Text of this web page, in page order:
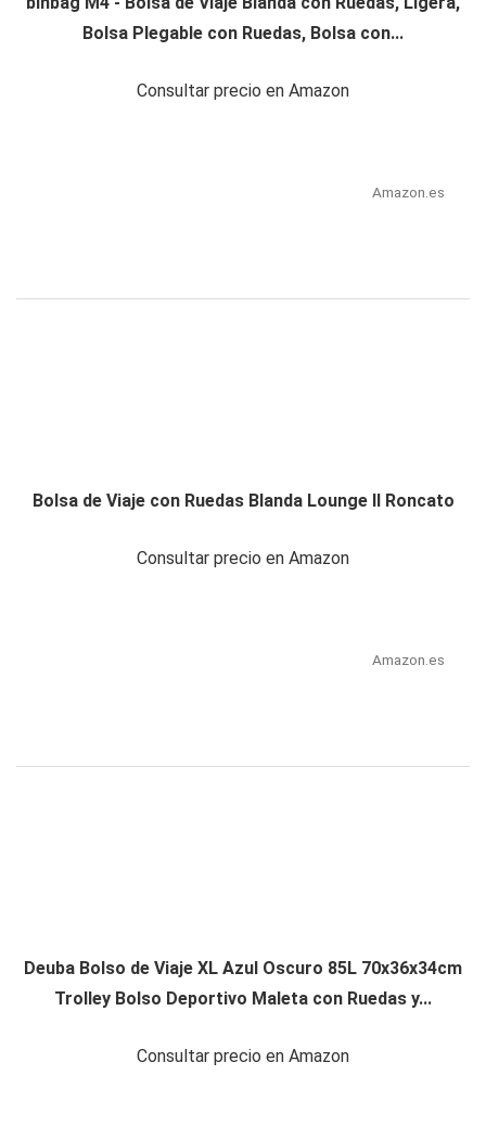
Bolsa Plegable con Ruedas, Bolsa con...
Consultar precio en Amazon
Amazon.es
Bolsa de Viaje con Ruedas Blanda Lounge II Roncato
Consultar precio en Amazon
Amazon.es
Deuba Bolso de Viaje XL Azul Oscuro 85L 70x36x34cm
Trolley Bolso Deportivo Maleta con Ruedas y...
Consultar precio en Amazon